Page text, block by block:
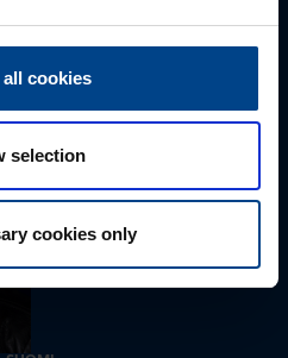
cookies
selection
cookies only